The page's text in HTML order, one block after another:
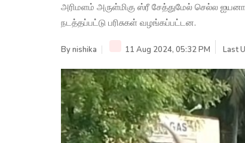
அரிமளம் அருள்மிகு ஸ்ரீ சேத்துமேல் செல்ல
நடத்தப்பட்டு பரிசுகள் வழங்கப்பட்டன.
Bynishika 11 Aug 2024, 05:32 PM Last